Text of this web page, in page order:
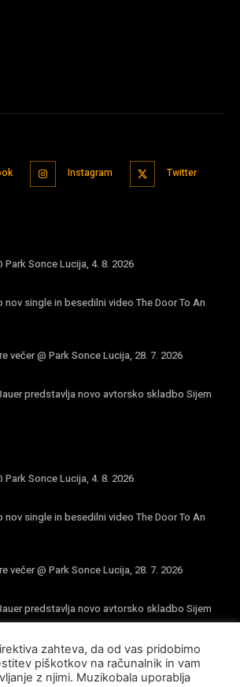
Instagram Twitter
Park Sonce Lucija, 4. 8. 2026
single in besedilni video The Door To An
večer @ Park Sonce Lucija, 28. 7. 2026
predstavlja novo avtorsko skladbo Sijem
Park Sonce Lucija, 4. 8. 2026
single in besedilni video The Door To An
večer @ Park Sonce Lucija, 28. 7. 2026
predstavlja novo avtorsko skladbo Sijem
zahteva, da od vas pridobimo
piškotkov na računalnik in vam
z njimi. Muzikobala uporablja